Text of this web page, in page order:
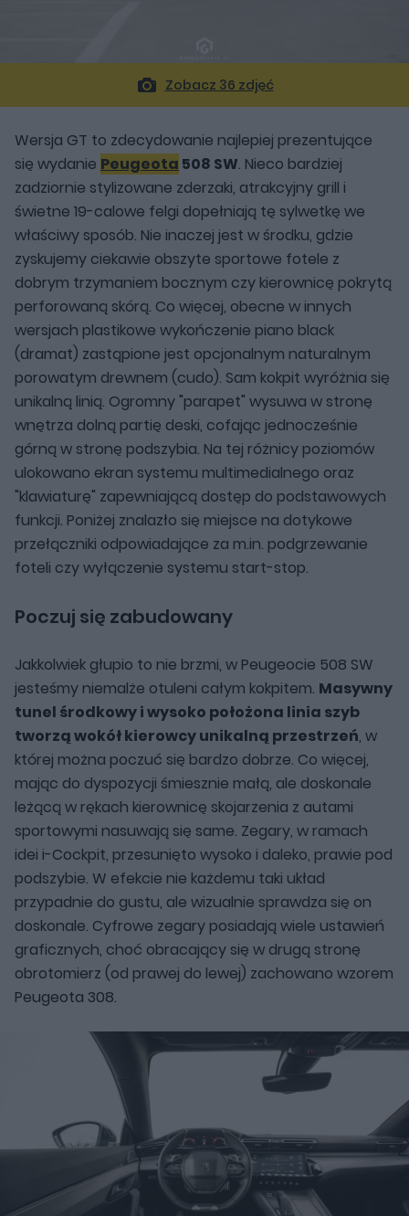
Zobacz 36 zdjęć
Wersja GT to zdecydowanie najlepiej prezentujące
się wydanie Peugeota 508 SW. Nieco bardziej
zadziornie stylizowane zderzaki, atrakcyjny grill i
świetne 19-calowe felgi dopełniają tę sylwetkę we
właściwy sposób. Nie inaczej jest w środku, gdzie
zyskujemy ciekawie obszyte sportowe fotele z
dobrym trzymaniem bocznym czy kierownicę pokrytą
perforowaną skórą. Co więcej, obecne w innych
wersjach plastikowe wykończenie piano black
(dramat) zastąpione jest opcjonalnym naturalnym
porowatym drewnem (cudo). Sam kokpit wyróżnia się
unikalną linią. Ogromny "parapet" wysuwa w stronę
wnętrza dolną partię deski, cofając jednocześnie
górną w stronę podszybia. Na tej różnicy poziomów
ulokowano ekran systemu multimedialnego oraz
"klawiaturę" zapewniającą dostęp do podstawowych
funkcji. Poniżej znalazło się miejsce na dotykowe
przełączniki odpowiadające za m.in. podgrzewanie
foteli czy wyłączenie systemu start-stop.
Poczuj się zabudowany
Jakkolwiek głupio to nie brzmi, w Peugeocie 508 SW
jesteśmy niemalże otuleni całym kokpitem. Masywny
tunel środkowy i wysoko położona linia szyb
tworzą wokół kierowcy unikalną przestrzeń, w
której można poczuć się bardzo dobrze. Co więcej,
mając do dyspozycji śmiesznie małą, ale doskonale
leżącą w rękach kierownicę skojarzenia z autami
sportowymi nasuwają się same. Zegary, w ramach
idei i-Cockpit, przesunięto wysoko i daleko, prawie pod
podszybie. W efekcie nie każdemu taki układ
przypadnie do gustu, ale wizualnie sprawdza się on
doskonale. Cyfrowe zegary posiadają wiele ustawień
graficznych, choć obracający się w drugą stronę
obrotomierz (od prawej do lewej) zachowano wzorem
Peugeota 308.